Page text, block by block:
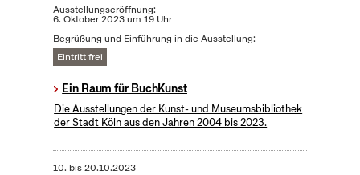
Ausstellungseröffnung:
6. Oktober 2023 um 19 Uhr
Begrüßung und Einführung in die Ausstellung:
Eintritt frei
Ein Raum für BuchKunst
Die Ausstellungen der Kunst- und Museumsbibliothek
der Stadt Köln aus den Jahren 2004 bis 2023.
10. bis20.10.2023